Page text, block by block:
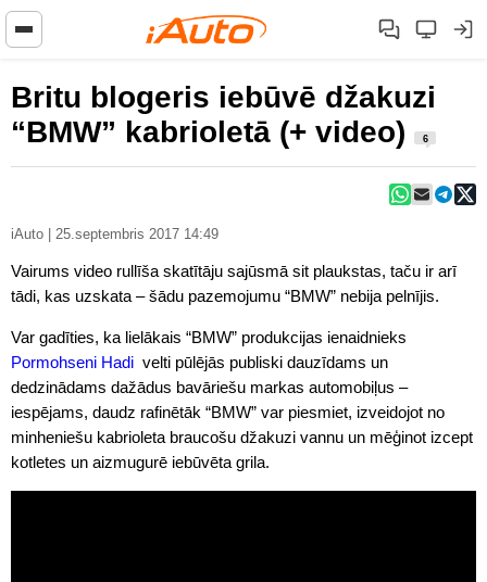
Britu blogeris iebūvē džakuzi
“BMW” kabrioletā (+ video)
6
iAuto | 25.septembris 2017 14:49
Vairums video rullīša skatītāju sajūsmā sit plaukstas, taču ir arī
tādi, kas uzskata – šādu pazemojumu “BMW” nebija pelnījis.
Var gadīties, ka lielākais “BMW” produkcijas ienaidnieks
Pormohseni Hadi velti pūlējās publiski dauzīdams un
dedzinādams dažādus bavāriešu markas automobiļus –
iespējams, daudz rafinētāk “BMW” var piesmiet, izveidojot no
minheniešu kabrioleta braucošu džakuzi vannu un mēģinot izcept
kotletes un aizmugurē iebūvēta grila.